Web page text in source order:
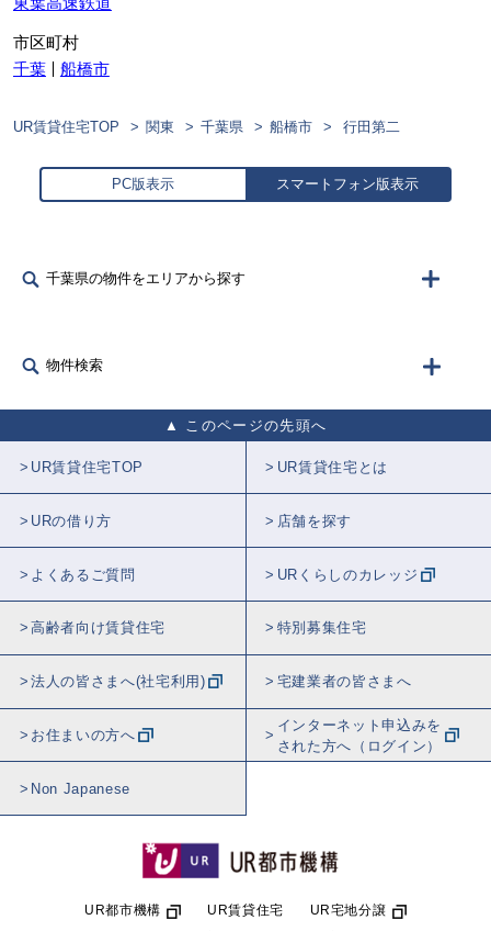
市区町村
千葉
船橋市
UR賃貸住宅TOP 関東 千葉県 船橋市 行田第二
PC版表示 スマートフォン版表示
千葉県の物件をエリアから探す
物件検索
このページの先頭へ
UR賃貸住宅TOP UR賃貸住宅とは
URの借り方 店舗を探す
よくあるご質問 URくらしのカレッジ
高齢者向け賃貸住宅 特別募集住宅
法人の皆さまへ(社宅利用) 宅建業者の皆さまへ
お住まいの方へ
インターネット申込みを
された方へ（ログイン）
Non Japanese
UR都市機構 UR賃貸住宅
UR宅地分譲